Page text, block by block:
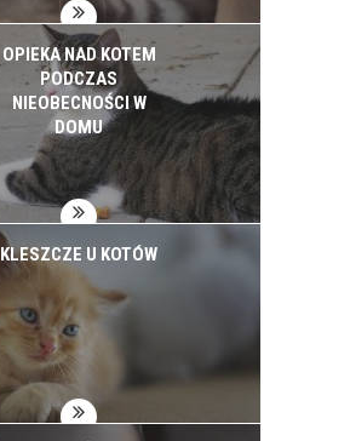
OPIEKA NAD KOTEM
PODCZAS
NIEOBECNOŚCI W
DOMU
KLESZCZE U KOTÓW